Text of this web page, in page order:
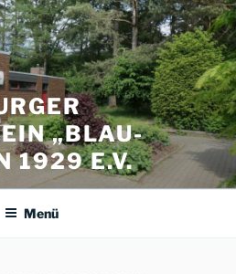
„BLAU-
1929 E.V.
Menü